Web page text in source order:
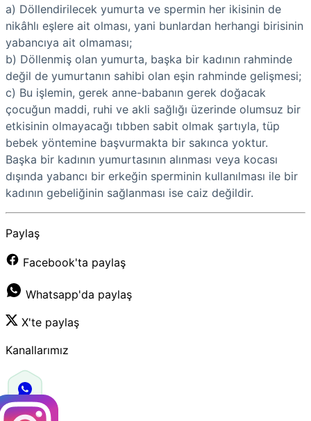
a) Döllendirilecek yumurta ve spermin her ikisinin de
nikâhlı eşlere ait olması, yani bunlardan herhangi birisinin
yabancıya ait olmaması;
b) Döllenmiş olan yumurta, başka bir kadının rahminde
değil de yumurtanın sahibi olan eşin rahminde gelişmesi;
c) Bu işlemin, gerek anne-babanın gerek doğacak
çocuğun maddi, ruhi ve akli sağlığı üzerinde olumsuz bir
etkisinin olmayacağı tıbben sabit olmak şartıyla, tüp
bebek yöntemine başvurmakta bir sakınca yoktur.
Başka bir kadının yumurtasının alınması veya kocası
dışında yabancı bir erkeğin sperminin kullanılması ile bir
kadının gebeliğinin sağlanması ise caiz değildir.
Paylaş
Facebook'ta paylaş
Whatsapp'da paylaş
X'te paylaş
Kanallarımız